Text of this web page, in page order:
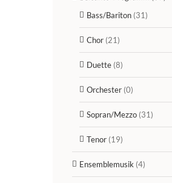
Bass/Bariton (31)
Chor (21)
Duette (8)
Orchester (0)
Sopran/Mezzo (31)
Tenor (19)
Ensemblemusik (4)